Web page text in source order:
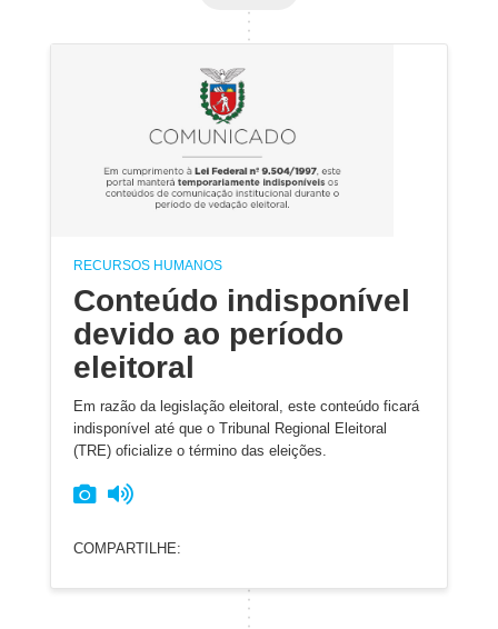
RECURSOS HUMANOS
Conteúdo indisponível
devido ao período
eleitoral
Em razão da legislação eleitoral, este conteúdo ficará
indisponível até que o Tribunal Regional Eleitoral
(TRE) oficialize o término das eleições.
COMPARTILHE: